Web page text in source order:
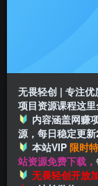
推广返佣
首页 创业课程
付费阅读
无畏轻创 | 专注
项目资源课程这里
内容涵盖网赚
源，每日稳定更
本站VIP 限时
站资源免费下载，
无畏轻创开放